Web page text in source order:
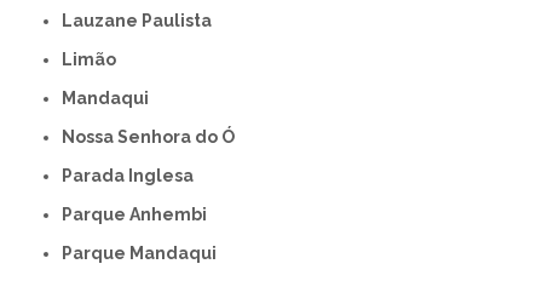
Lauzane Paulista
Limão
Mandaqui
Nossa Senhora do Ó
Parada Inglesa
Parque Anhembi
Parque Mandaqui